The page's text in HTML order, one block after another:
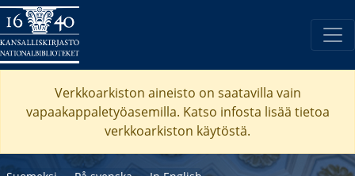
Verkkoarkiston aineisto on saatavilla vain
vapaakappaletyöasemilla. Katso infosta lisää tietoa
verkkoarkiston käytöstä.